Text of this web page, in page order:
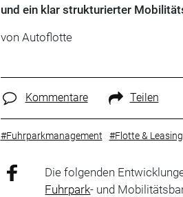
und ein klar strukturierter
von Autoflotte
Kommentare Teilen
#Fuhrparkmanagement #Flotte & Leasing
Die folgenden
Fuhrpark- und